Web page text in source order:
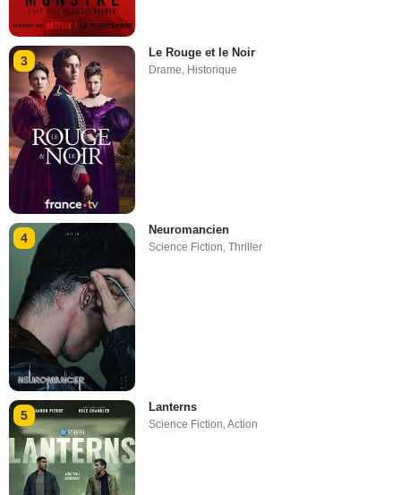
3
Le Rouge et le Noir
Drame Historique
4
Neuromancien
Science Fiction,Thriller
5
Lanterns
Science Fiction,Action